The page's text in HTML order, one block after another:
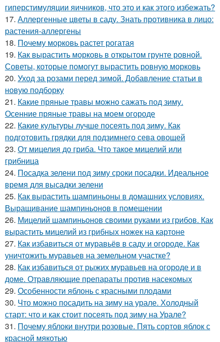
гиперстимуляции яичников, что это и как этого избежать?
17. Аллергенные цветы в саду. Знать противника в лицо:
растения-аллергены
18. Почему морковь растет рогатая
19. Как вырастить морковь в открытом грунте ровной.
Советы, которые помогут вырастить ровную морковь
20. Уход за розами перед зимой. Добавление статьи в
новую подборку
21. Какие пряные травы можно сажать под зиму.
Осенние пряные травы на моем огороде
22. Какие культуры лучше посеять под зиму. Как
подготовить грядки для подзимнего сева овощей
23. От мицелия до гриба. Что такое мицелий или
грибница
24. Посадка зелени под зиму сроки посадки. Идеальное
время для высадки зелени
25. Как вырастить шампиньоны в домашних условиях.
Выращивание шампиньонов в помещении
26. Мицелий шампиньонов своими руками из грибов. Как
вырастить мицелий из грибных ножек на картоне
27. Как избавиться от муравьёв в саду и огороде. Как
уничтожить муравьев на земельном участке?
28. Как избавиться от рыжих муравьев на огороде и в
доме. Отравляющие препараты против насекомых
29. Особенности яблонь с красными плодами
30. Что можно посадить на зиму на урале. Холодный
старт: что и как стоит посеять под зиму на Урале?
31. Почему яблоки внутри розовые. Пять сортов яблок с
красной мякотью